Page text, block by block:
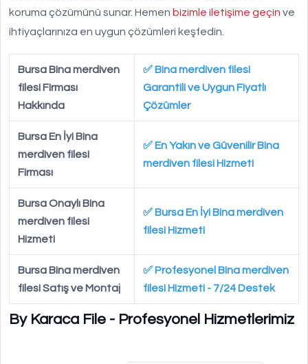
koruma çözümünü sunar. Hemen bizimle iletişime geçin ve
ihtiyaçlarınıza en uygun çözümleri keşfedin.
By Karaca File - Profesyonel Hizmetlerimiz
Bursa Bina merdiven
filesi Firması
Hakkında
✅ Bina merdiven filesi
Garantili ve Uygun Fiyatlı
Çözümler
Bursa En İyi Bina
merdiven filesi
Firması
✅ En Yakın ve Güvenilir Bina
merdiven filesi Hizmeti
Bursa Onaylı Bina
merdiven filesi
Hizmeti
✅ Bursa En İyi Bina merdiven
filesi Hizmeti
Bursa Bina merdiven
filesi Satış ve Montaj
✅ Profesyonel Bina merdiven
filesi Hizmeti - 7/24 Destek